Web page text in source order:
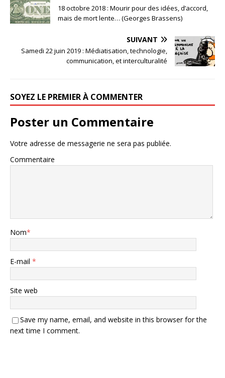
18 octobre 2018 : Mourir pour des idées, d’accord,
mais de mort lente… (Georges Brassens)
SUIVANT
Samedi 22 juin 2019 : Médiatisation, technologie,
communication, et interculturalité
SOYEZ LE PREMIER À COMMENTER
Poster un Commentaire
Votre adresse de messagerie ne sera pas publiée.
Commentaire
Nom*
E-mail *
Site web
Save my name, email, and website in this browser for the
next time I comment.